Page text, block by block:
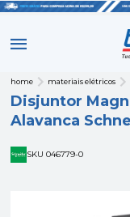
home materiais elétricos
Disjuntor
Alavanca
SKU 046779-0